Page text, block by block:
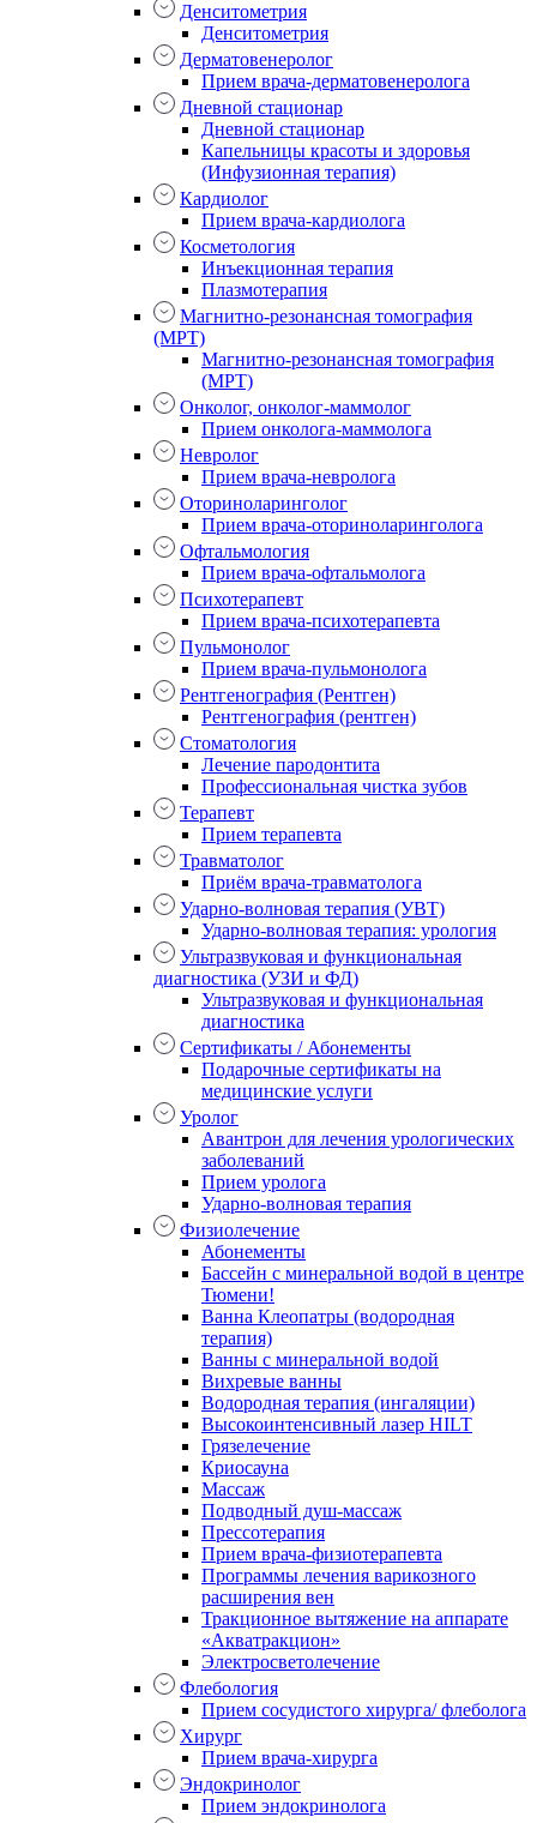
Денситометрия
Денситометрия
Дерматовенеролог
Прием врача-дерматовенеролога
Дневной стационар
Дневной стационар
Капельницы красоты и здоровья
(Инфузионная терапия)
Кардиолог
Прием врача-кардиолога
Косметология
Инъекционная терапия
Плазмотерапия
Магнитно-резонансная томография
(МРТ)
Магнитно-резонансная томография
(МРТ)
Онколог, онколог-маммолог
Прием онколога-маммолога
Невролог
Прием врача-невролога
Оториноларинголог
Прием врача-оториноларинголога
Офтальмология
Прием врача-офтальмолога
Психотерапевт
Прием врача-психотерапевта
Пульмонолог
Прием врача-пульмонолога
Рентгенография (Рентген)
Рентгенография (рентген)
Стоматология
Лечение пародонтита
Профессиональная чистка зубов
Терапевт
Прием терапевта
Травматолог
Приём врача-травматолога
Ударно-волновая терапия (УВТ)
Ударно-волновая терапия: урология
Ультразвуковая и функциональная
диагностика (УЗИ и ФД)
Ультразвуковая и функциональная
диагностика
Сертификаты / Абонементы
Подарочные сертификаты на
медицинские услуги
Уролог
Авантрон для лечения урологических
заболеваний
Прием уролога
Ударно-волновая терапия
Физиолечение
Абонементы
Бассейн с минеральной водой в центре
Тюмени!
Ванна Клеопатры (водородная
терапия)
Ванны с минеральной водой
Вихревые ванны
Водородная терапия (ингаляции)
Высокоинтенсивный лазер HILT
Грязелечение
Криосауна
Массаж
Подводный душ-массаж
Прессотерапия
Прием врача-физиотерапевта
Программы лечения варикозного
расширения вен
Тракционное вытяжение на аппарате
«Акватракцион»
Электросветолечение
Флебология
Прием сосудистого хирурга/ флеболога
Хирург
Прием врача-хирурга
Эндокринолог
Прием эндокринолога